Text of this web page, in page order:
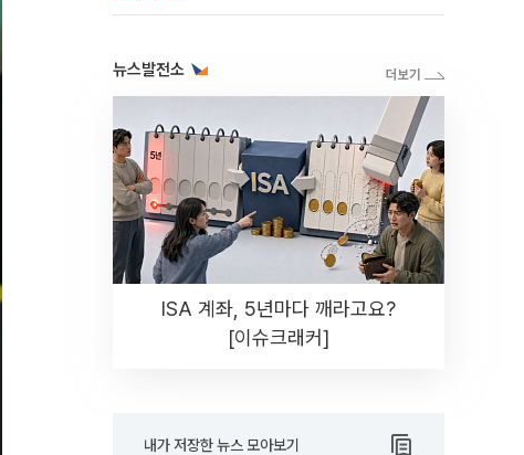
뉴스발전소
ISA 계좌, 5년마다 깨라고요?
[이슈크래커]
내가 저장한 뉴스 모아보기